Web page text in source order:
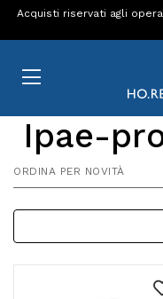
Acquisti riservati agli
Ipae-
ORDINA PER NOVITÀ